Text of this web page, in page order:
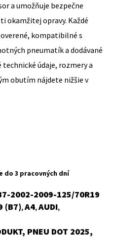
a umožňuje bezpečne
okamžitej opravy. Každé
kompatibilné s
pneumatík a dodávané
údaje, rozmery a
obutím nájdete nižšie v
do 3 pracovných dní
2002-2009-125/70R19
(B7),A4,AUDI,
PNEU DOT 2025,